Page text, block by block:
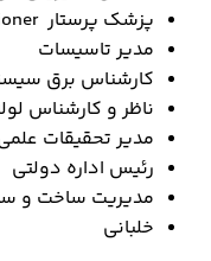
پزشک پرستار Nurse Practitioner
مدیر تاسیسات
کارشناس برق
ناظر و کارشناس
مدیر تحقیقات
رئیس اداره دولتی
مدیریت ساخت و
خلبانی